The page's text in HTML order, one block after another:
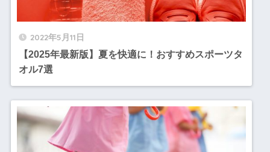
2022年5月11日
【2025年最新版】夏を快適に！おすすめスポーツタ
オル7選